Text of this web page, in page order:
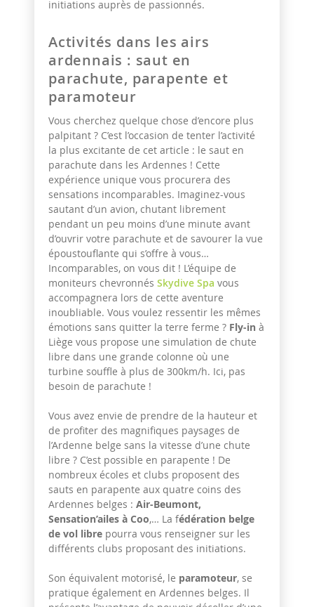
initiations auprès de passionnés.
Activités dans les airs
ardennais : saut en
parachute, parapente et
paramoteur
Vous cherchez quelque chose d’encore plus
palpitant ? C’est l’occasion de tenter l’activité
la plus excitante de cet article : le saut en
parachute dans les Ardennes ! Cette
expérience unique vous procurera des
sensations incomparables. Imaginez-vous
sautant d’un avion, chutant librement
pendant un peu moins d’une minute avant
d’ouvrir votre parachute et de savourer la vue
époustouflante qui s’offre à vous…
Incomparables, on vous dit ! L’équipe de
moniteurs chevronnés Skydive Spa vous
accompagnera lors de cette aventure
inoubliable. Vous voulez ressentir les mêmes
émotions sans quitter la terre ferme ? Fly-in à
Liège vous propose une simulation de chute
libre dans une grande colonne où une
turbine souffle à plus de 300km/h. Ici, pas
besoin de parachute !
Vous avez envie de prendre de la hauteur et
de profiter des magnifiques paysages de
l’Ardenne belge sans la vitesse d’une chute
libre ? C’est possible en parapente ! De
nombreux écoles et clubs proposent des
sauts en parapente aux quatre coins des
Ardennes belges : Air-Beumont,
Sensation’ailes à Coo,… La fédération belge
de vol libre pourra vous renseigner sur les
différents clubs proposant des initiations.
Son équivalent motorisé, le paramoteur, se
pratique également en Ardennes belges. Il